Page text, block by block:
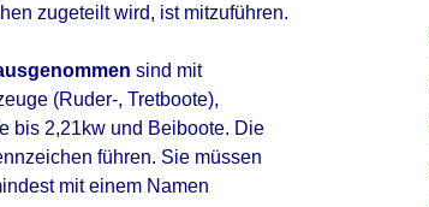
zugeteilt wird, ist mitzuführen.
sind mit
(Ruder-, Tretboote),
bis 2,21kw und Beiboote. Die
führen. Sie müssen
mit einem Namen